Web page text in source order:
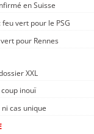
en Suisse
vert pour le PSG
pour Rennes
XXL
inouï
cas unique